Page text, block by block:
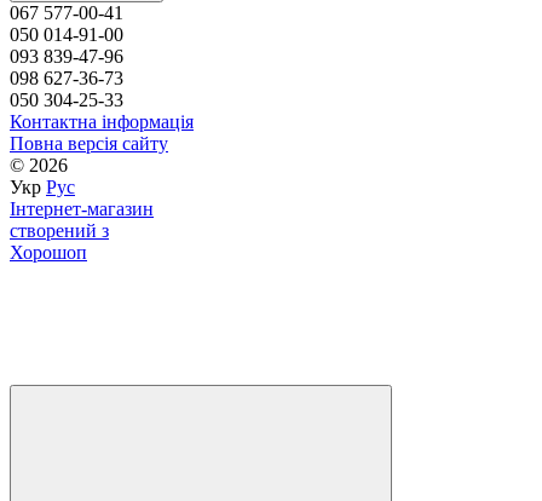
067 577-00-41
050 014-91-00
093 839-47-96
098 627-36-73
050 304-25-33
Контактна інформація
Повна версія сайту
© 2026
Укр Рус
Інтернет-магазин
створений з
Хорошоп